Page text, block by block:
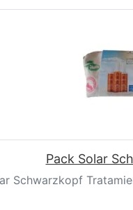
Pack Solar
Schwarzkopf